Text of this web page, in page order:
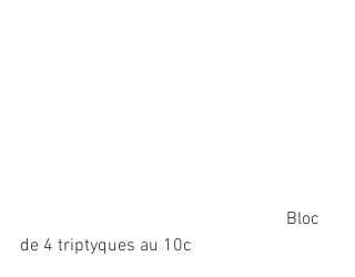
de 4 triptyques au 10c